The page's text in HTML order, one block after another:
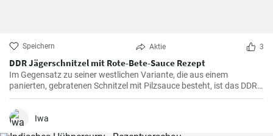
Speichern Aktie 3
DDR Jägerschnitzel mit Rote-Bete-Sauce Rezept
Im Gegensatz zu seiner westlichen Variante, die aus einem
panierten, gebratenen Schnitzel mit Pilzsauce besteht, ist das DDR-
Jägerschnitzel ein paniertes Jagdwurstschnitzel mit
Tomatensauce. Ein deftiges und schnelles Gericht, das eine
Mahlzeit für die ganze Familie oder Freunde bietet.
Iwa